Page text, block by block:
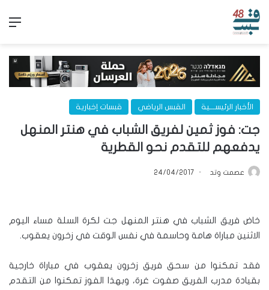
الأخبار الرئيســـية القبس الرياضي قبسات إخبارية
جت: فوز ثمين لفريق الشباب في هنتر المنهل
يدفعهم للتقدم نحو القطرية
عصمت وتد 24/04/2017
خاض فريق الشباب في هنتر المنهل جت لكرة السلة مساء اليوم
الاثنين مباراة هامة وحاسمة في نفس الوقت في زخرون يعقوب.
فقد تمكنوا من سحق فريق زخرون يعقوب في مباراة خارجية
بقيادة مدرب الفريق صفوت غرة، وبهذا الفوز تمكنوا من التقدم